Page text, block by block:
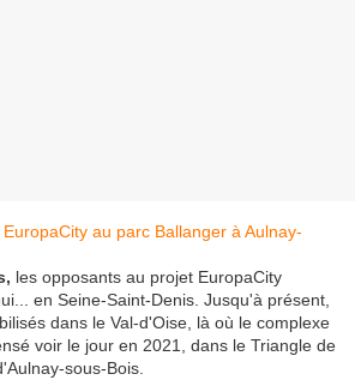
les opposants au projet EuropaCity
en Seine-Saint-Denis. Jusqu'à présent,
dans le Val-d'Oise, là où le complexe
voir le jour en 2021, dans le Triangle de
sous-Bois.